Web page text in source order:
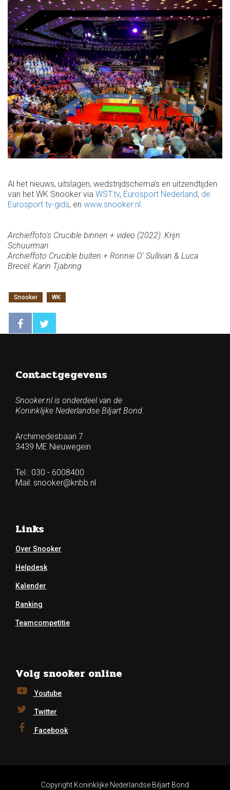
Al het nieuws, uitslagen, wedstrijdschema’s en uitzendtijden
van het WK Snooker via WST.tv, Eurosport Nederland, de
Eurosport tv-gids, en www.snooker.nl .
Archieffoto's Crucible binnen + video (2022): Krijn
Schuurman
Archieffoto Crucible buiten + Ronnie O’ Sullivan & Luca
Brecel: Karin Tjabring
Snooker WK
Contactgegevens
Snooker.nl is onderdeel van de
Koninklijke Nederlandse Biljart Bond.
Archimedesbaan 7
3439 ME Nieuwegein
Tel.: 030 - 6008400
Mail: snooker@knbb.nl
Links
Over Snooker
Helpdesk
Kalender
Ranking
Teamcompetitie
Volg snooker online
Youtube
Twitter
Facebook
Copyright Koninklijke Nederlandse Biljart Bond